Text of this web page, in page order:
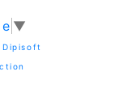
▼
Dipisoft